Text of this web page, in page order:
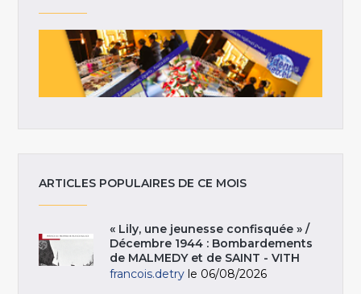
ARTICLES POPULAIRES DE CE MOIS
« Lily, une jeunesse confisquée » /
Décembre 1944 : Bombardements
de MALMEDY et de SAINT - VITH
francois.detry le 06/08/2026